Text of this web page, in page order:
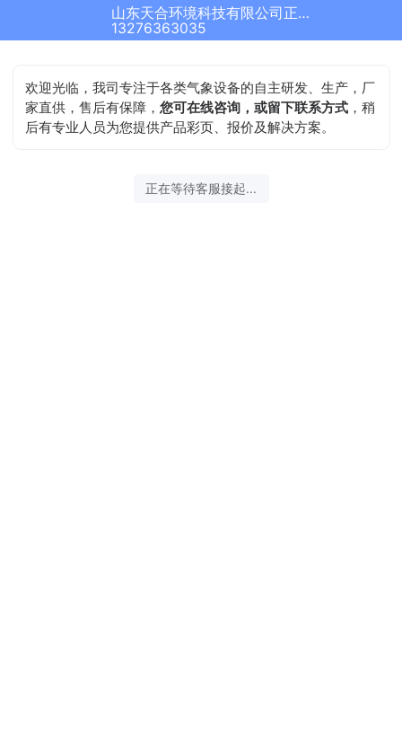
山东天合环境科技有限公司正在为您服务
13276363035
欢迎光临，我司专注于各类气象设备的自主研发、生产，厂
家直供，售后有保障，您可在线咨询，或留下联系方式 ，稍
后有专业人员为您提供产品彩页、报价及解决方案。
正在等待客服接起...